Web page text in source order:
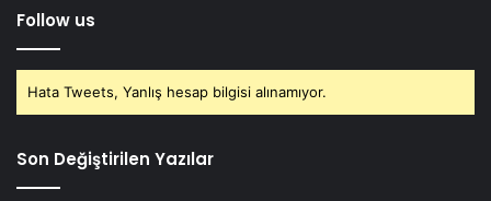
Follow us
Hata Tweets, Yanlış hesap bilgisi alınamıyor.
Son Değiştirilen Yazılar